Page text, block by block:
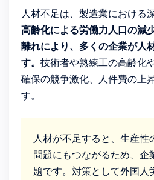
人材不足は、製造業における
高齢化による労働力人口の減
離れにより、多くの企業が人
す。 技術者や熟練工の高齢化
確保の競争激化、人件費の上
す。
人材が不足すると、生産性
問題にもつながるため、企
題です。対策として外国人